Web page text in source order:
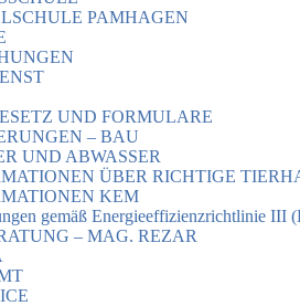
PAMHAGEN
UND FORMULARE
– BAU
UND ABWASSER
ÜBER RICHTIGE
KEM
gemäß Energieeffizienzrichtlinie III
– MAG. REZAR